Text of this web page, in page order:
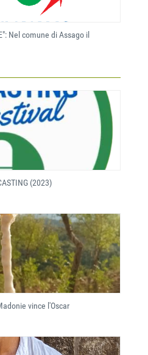
Nel comune di Assago il
(2023)
vince l'Oscar